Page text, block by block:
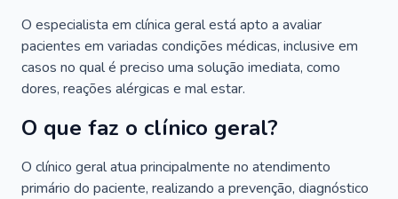
O especialista em clínica geral está apto a avaliar
pacientes em variadas condições médicas, inclusive em
casos no qual é preciso uma solução imediata, como
dores, reações alérgicas e mal estar.
O que faz o clínico geral?
O clínico geral atua principalmente no atendimento
primário do paciente, realizando a prevenção, diagnóstico